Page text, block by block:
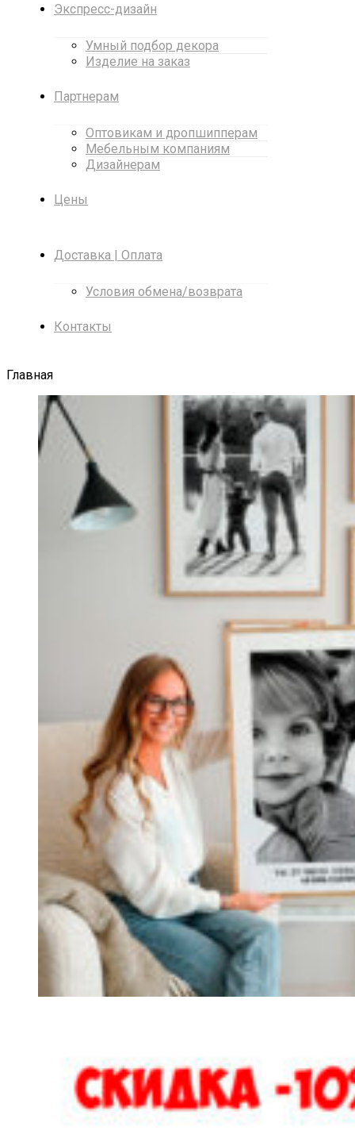
Экспресс-дизайн
Умный подбор декора
Изделие на заказ
Партнерам
Оптовикам и дропшипперам
Мебельным компаниям
Дизайнерам
Цены
Доставка | Оплата
Условия обмена/возврата
Контакты
Главная